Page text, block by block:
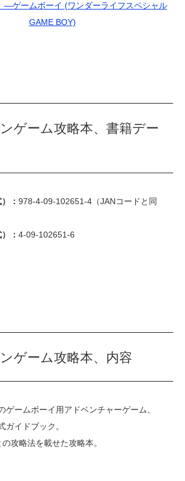
―ゲームボーイ (ワンダーライフスペシャル
GAME BOY)
ゲーム攻略本、書籍デー
： 978-4-09-102651-4（JANコードと同
： 4-09-102651-6
ゲーム攻略本、内容
ゲームボーイ用アドベンチャーゲーム、
ガイドブック。
攻略法を載せた攻略本。